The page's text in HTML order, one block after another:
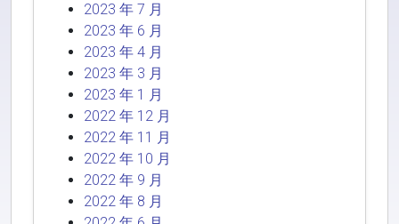
2023 年 7 月
2023 年 6 月
2023 年 4 月
2023 年 3 月
2023 年 1 月
2022 年 12 月
2022 年 11 月
2022 年 10 月
2022 年 9 月
2022 年 8 月